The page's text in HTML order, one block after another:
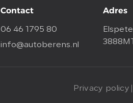
Contact
06 46 1795 80
info@autoberens.nl
Adres
Privacy policy